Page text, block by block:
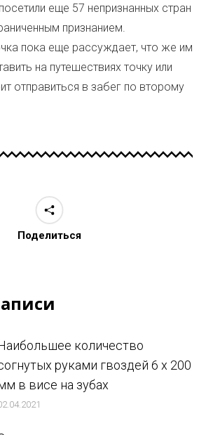
еще 57 непризнанных стран
признанием.
пока еще рассуждает, что же им
на путешествиях точку или
отправиться в забег по второму
Поделиться
количество
руками гвоздей 6 x 200
в висе на зубах